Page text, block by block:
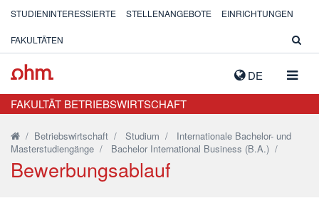
DE
STUDIENINTERESSIERTE STELLENANGEBOTE EINRICHTUNGEN
FAKULTÄTEN
FAKULTÄT BETRIEBSWIRTSCHAFT
/ Betriebswirtschaft / Studium / Internationale Bachelor- und
Masterstudiengänge / Bachelor International Business (B.A.) /
Bewerbungsablauf